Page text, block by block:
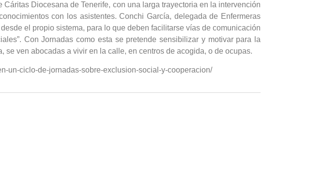
Diocesana de Tenerife, con una larga trayectoria en la intervención
con los asistentes. Conchi García, delegada de Enfermeras
el propio sistema, para lo que deben facilitarse vías de comunicación
Con Jornadas como esta se pretende sensibilizar y motivar para la
ven abocadas a vivir en la calle, en centros de acogida, o de ocupas.
un-ciclo-de-jornadas-sobre-exclusion-social-y-cooperacion/